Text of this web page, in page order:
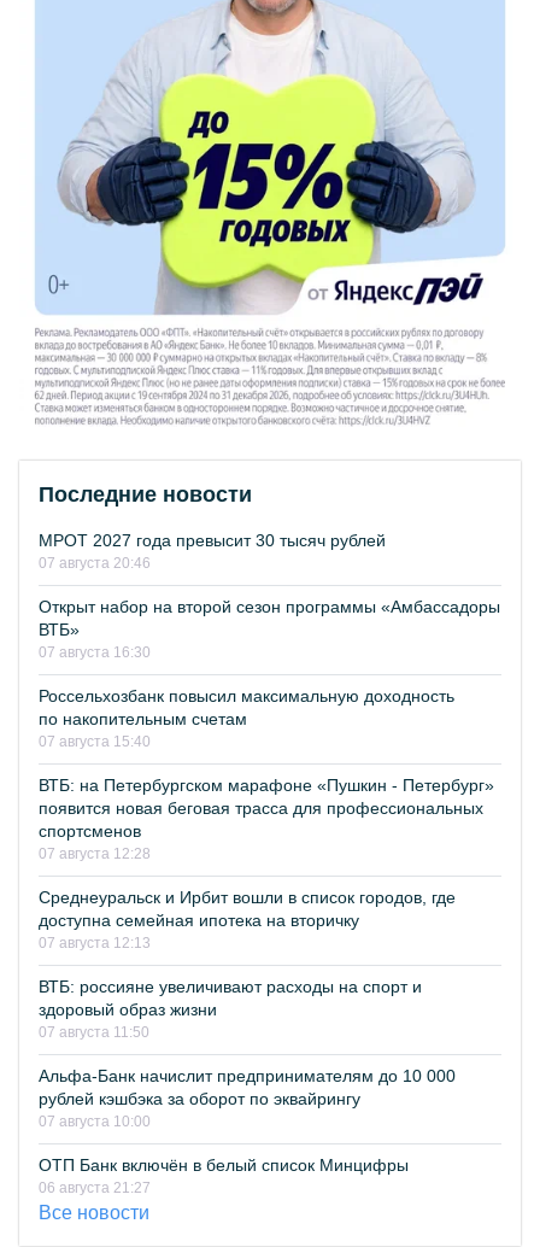
Последние новости
МРОТ 2027 года превысит 30 тысяч рублей
07 августа 20:46
Открыт набор на второй сезон программы «Амбассадоры
ВТБ»
07 августа 16:30
Россельхозбанк повысил максимальную доходность
по накопительным счетам
07 августа 15:40
ВТБ: на Петербургском марафоне «Пушкин - Петербург»
появится новая беговая трасса для профессиональных
спортсменов
07 августа 12:28
Среднеуральск и Ирбит вошли в список городов, где
доступна семейная ипотека на вторичку
07 августа 12:13
ВТБ: россияне увеличивают расходы на спорт и
здоровый образ жизни
07 августа 11:50
Альфа-Банк начислит предпринимателям до 10 000
рублей кэшбэка за оборот по эквайрингу
07 августа 10:00
ОТП Банк включён в белый список Минцифры
06 августа 21:27
Все новости